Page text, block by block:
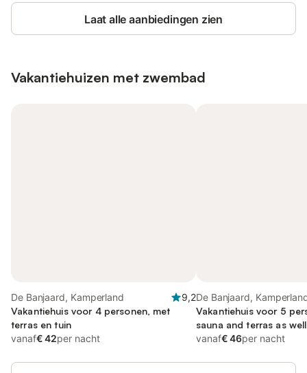
Laat alle aanbiedingen zien
Vakantiehuizen met zwembad
De Banjaard, Kamperland
9,2
Vakantiehuis voor 4 personen, met
terras en tuin
vanaf€ 42per nacht
De Banjaard,
Vakantiehuis voor 5
sauna and terras as
vanaf€ 46per nacht